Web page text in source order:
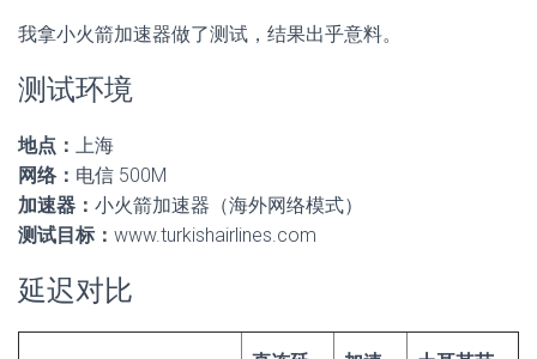
我拿小火箭加速器做了测试，结果出乎意料。
测试环境
地点： 上海
网络： 电信 500M
加速器： 小火箭加速器（海外网络模式）
测试目标： www.turkishairlines.com
延迟对比